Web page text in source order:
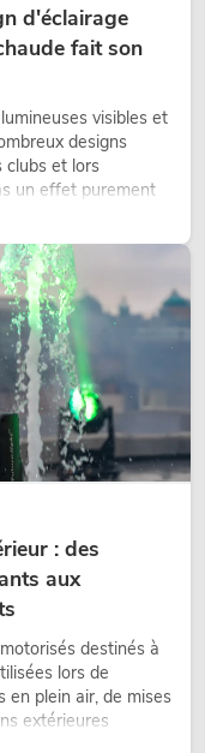
d'éclairage
fait son
visibles et
designs
clubs et lors
un effet purement
de manière
techniques plus
: des
aux
destinés à
lors de
en plein air, de mises
extérieures